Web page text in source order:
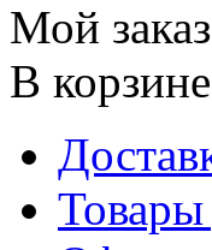
Мой заказ
В
Товары